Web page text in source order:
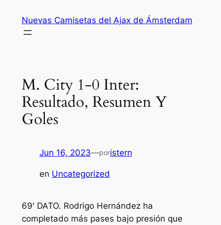
contenido
Nuevas Camisetas del Ajax de Ámsterdam
M. City 1-0 Inter:
Resultado, Resumen Y
Goles
Jun 16, 2023—poristern
en Uncategorized
69′ DATO. Rodrigo Hernández ha
completado más pases bajo presión que